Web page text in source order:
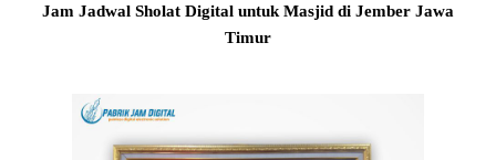
Jam Jadwal Sholat Digital untuk Masjid di Jember Jawa
Timur